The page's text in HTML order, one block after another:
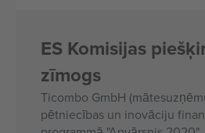
ES Komisijas
zīmogs
Ticombo GmbH
pētniecības un inovāciju